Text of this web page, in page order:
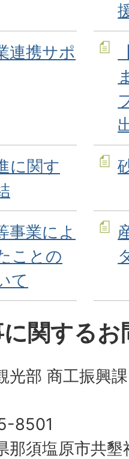
連携サポ
に関す
事業によ
ことの
て
関する
光部 商工振興課
8501
那須塩原市共